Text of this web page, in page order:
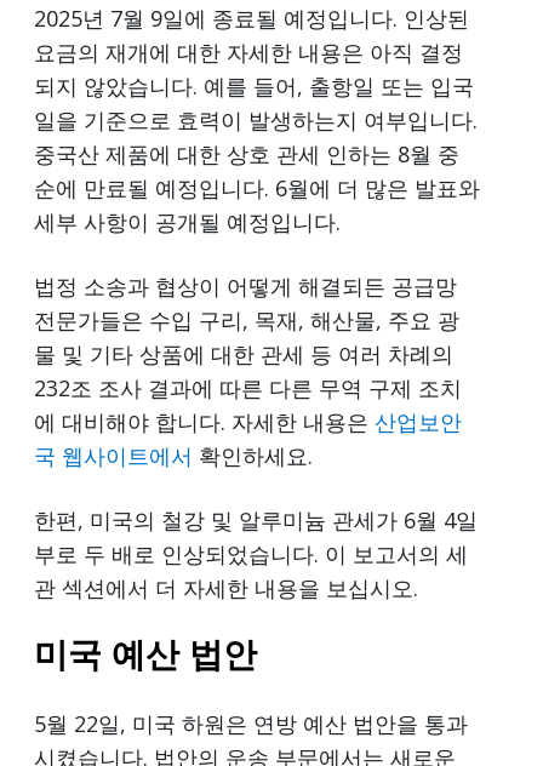
2025년 7월 9일에 종료될 예정입니다. 인상된
요금의 재개에 대한 자세한 내용은 아직 결정
되지 않았습니다. 예를 들어, 출항일 또는 입국
일을 기준으로 효력이 발생하는지 여부입니다.
중국산 제품에 대한 상호 관세 인하는 8월 중
순에 만료될 예정입니다. 6월에 더 많은 발표와
세부 사항이 공개될 예정입니다.
법정 소송과 협상이 어떻게 해결되든 공급망
전문가들은 수입 구리, 목재, 해산물, 주요 광
물 및 기타 상품에 대한 관세 등 여러 차례의
232조 조사 결과에 따른 다른 무역 구제 조치
에 대비해야 합니다. 자세한 내용은 산업보안
국 웹사이트에서 확인하세요.
한편, 미국의 철강 및 알루미늄 관세가 6월 4일
부로 두 배로 인상되었습니다. 이 보고서의 세
관 섹션에서 더 자세한 내용을 보십시오.
미국 예산 법안
5월 22일, 미국 하원은 연방 예산 법안을 통과
시켰습니다. 법안의 운송 부문에서는 새로운